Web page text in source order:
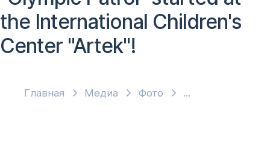
Главная Медиа Фото
the International Children's
Center "Artek"!